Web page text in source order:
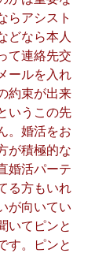
らアシスト
どなら本人
て連絡先交
ールを入れ
約束が出来
いうこの先
。婚活をお
が積極的な
婚活パーテ
る方もいれ
が向いてい
いてピンと
す。ピンと